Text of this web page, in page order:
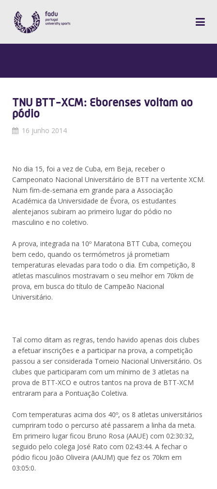
TNU BTT-XCM: Eborenses voltam ao
pódio
16 junho 2014
No dia 15, foi a vez de Cuba, em Beja, receber o
Campeonato Nacional Universitário de BTT na vertente XCM.
Num fim-de-semana em grande para a Associação
Académica da Universidade de Évora, os estudantes
alentejanos subiram ao primeiro lugar do pódio no
masculino e no coletivo.
A prova, integrada na 10º Maratona BTT Cuba, começou
bem cedo, quando os termómetros já prometiam
temperaturas elevadas para todo o dia. Em competição, 8
atletas masculinos mostravam o seu melhor em 70km de
prova, em busca do título de Campeão Nacional
Universitário.
Tal como ditam as regras, tendo havido apenas dois clubes
a efetuar inscrições e a participar na prova, a competição
passou a ser considerada Torneio Nacional Universitário. Os
clubes que participaram com um mínimo de 3 atletas na
prova de BTT-XCO e outros tantos na prova de BTT-XCM
entraram para a Pontuação Coletiva.
Com temperaturas acima dos 40º, os 8 atletas universitários
cumpriram todo o percurso até passarem a linha da meta.
Em primeiro lugar ficou Bruno Rosa (AAUE) com 02:30:32,
seguido pelo colega José Rato com 02:43:44. A fechar o
pódio ficou João Oliveira (AAUM) que fez os 70km em
03:05:0.